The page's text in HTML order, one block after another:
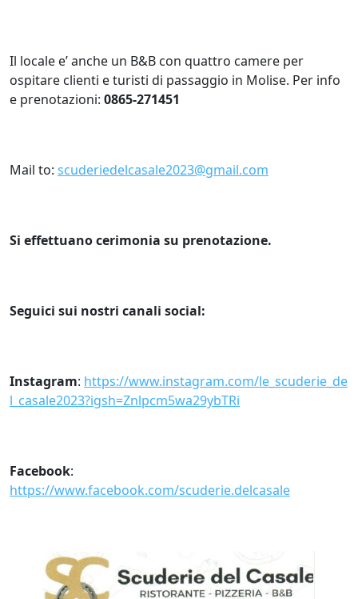
Il locale e’ anche un B&B con quattro camere per
ospitare clienti e turisti di passaggio in Molise. Per info
e prenotazioni: 0865-271451
Mail to: scuderiedelcasale2023@gmail.com
Si effettuano cerimonia su prenotazione.
Seguici sui nostri canali social:
Instagram: https://www.instagram.com/le_scuderie_de
l_casale2023?igsh=Znlpcm5wa29ybTRi
Facebook:
https://www.facebook.com/scuderie.delcasale